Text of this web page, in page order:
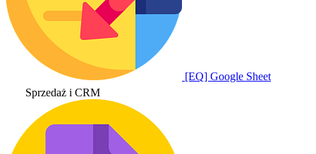
[EQ] Google Sheet
Sprzedaż i CRM